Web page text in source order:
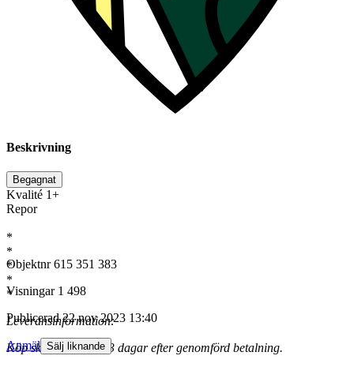
Beskrivning
Begagnat
Kvalité 1+
Repor
*
*
*
*
*
Leveransinformation:
Köp skickas inom 1-3 dagar efter genomförd betalning.
Objektnr 615 351 383
Visningar 1 498
Publicerad 22 nov 2023 13:40
Anmäl Sälj liknande